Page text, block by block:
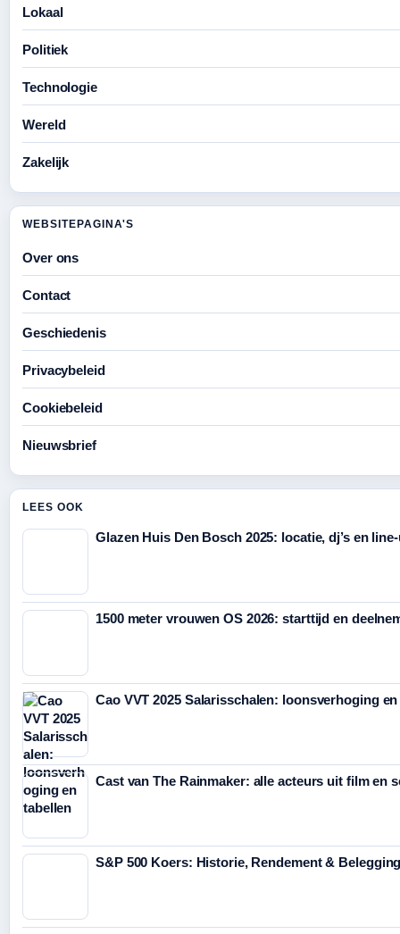
Lokaal
Politiek
Technologie
Wereld
Zakelijk
WEBSITEPAGINA'S
Over ons
Contact
Geschiedenis
Privacybeleid
Cookiebeleid
Nieuwsbrief
LEES OOK
Glazen Huis Den Bosch 2025: locatie, dj’s en
1500 meter vrouwen OS 2026: starttijd en
Cao VVT 2025 Salarisschalen: loonsverhoging
Cast van The Rainmaker: alle acteurs uit film en
S&P 500 Koers: Historie, Rendement &